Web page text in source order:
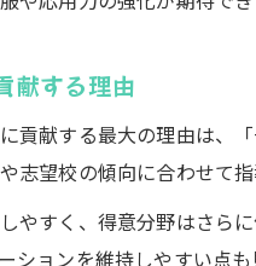
献する理由
貢献する最大の理由は、
志望校の傾向に合わせて指
やすく、得意分野はさら
ションを維持しやすい点も